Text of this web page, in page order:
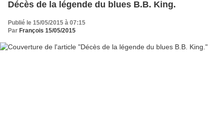
Décès de la légende du blues B.B. King.
Publié le 15/05/2015 à 07:15
Par François 15/05/2015